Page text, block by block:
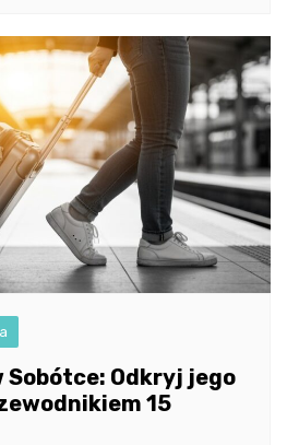
Sobótce: Odkryj jego
15